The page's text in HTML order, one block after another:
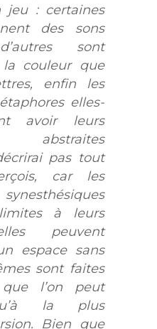
jeu : certaines
des sons
sont
couleur que
enfin les
elles-
avoir leurs
abstraites
pas tout
car les
à leurs
peuvent
espace sans
sont faites
l’on peut
la plus
Bien que